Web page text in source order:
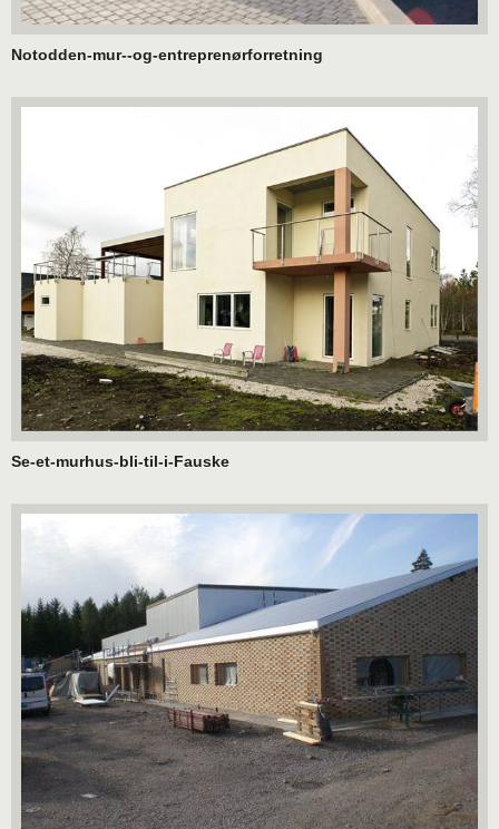
Notodden-mur--og-entreprenørforretning
Se-et-murhus-bli-til-i-Fauske